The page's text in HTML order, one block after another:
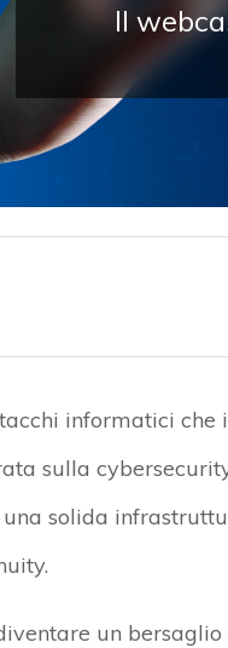
Il
informatici che
sulla
solida
.
un